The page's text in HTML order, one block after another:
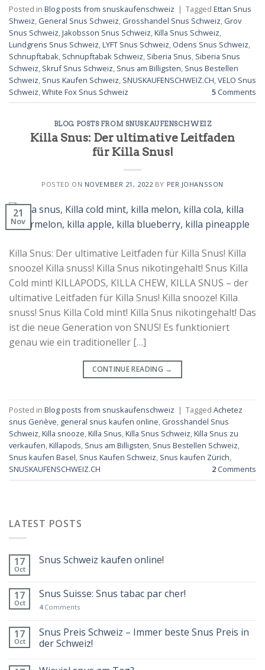
Posted in Blog posts from snuskaufenschweiz | Tagged Ettan Snus
Shweiz General Snus Schweiz Grosshandel Snus Schweiz Grov
Snus Schweiz Jakobsson Snus Schweiz Killa Snus Schweiz
Lundgrens Snus Schweiz LYFT Snus Schweiz Odens Snus Schweiz
Schnupftabak Schnupftabak Schweiz Siberia Snus Siberia Snus
Schweiz Skruf Snus Schweiz Snus am Billigsten Snus Bestellen
Schweiz Snus Kaufen Schweiz SNUSKAUFENSCHWEIZ.CH VELO Snus
Schweiz White Fox Snus Schweiz 5 Comments
BLOG POSTS FROM SNUSKAUFENSCHWEIZ
Killa Snus: Der ultimative Leitfaden
für Killa Snus!
POSTED ON NOVEMBER 21, 2022 BY PER JOHANSSON
21
Nov
Killa Snus: Der ultimative Leitfaden für Killa Snus! Killa
snooze! Killa snuss! Killa Snus nikotingehalt! Snus Killa
Cold mint! KILLAPODS, KILLA CHEW, KILLA SNUS – der
ultimative Leitfaden für Killa Snus! Killa snooze! Killa
snuss! Snus Killa Cold mint! Killa Snus nikotingehalt! Das
ist die neue Generation von SNUS! Es funktioniert
genau wie ein traditioneller […]
CONTINUE READING →
Posted in Blog posts from snuskaufenschweiz | Tagged Achetez
snus Genève, general snus kaufen online, Grosshandel Snus
Schweiz,Killa snooze,Killa Snus,Killa Snus Schweiz,Killa Snus zu
verkaufen,Killapods, Snus am Billigsten, Snus Bestellen Schweiz,
Snus kaufen Basel, Snus Kaufen Schweiz, Snus kaufen Zürich,
SNUSKAUFENSCHWEIZ.CH
2 Comments
LATEST POSTS
17
Oct
Snus Schweiz kaufen online!
17
Oct
Snus Suisse: Snus tabac par cher!
4Comments
17
Oct
Snus Preis Schweiz – Immer beste Snus Preis in
der Schweiz!